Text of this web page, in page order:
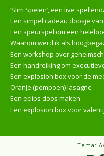
‘Slim Spelen’, een live
Een simpel cadeau doosje
Een speurspel om een
Waarom werd ik als
Een workshop over
Een handreiking om
Een explosion box voor de
Oranje (pompoen) lasagne
Een eclips doos maken
Een explosion box voor
Tema: